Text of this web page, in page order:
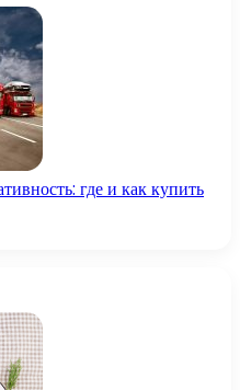
где и как купить